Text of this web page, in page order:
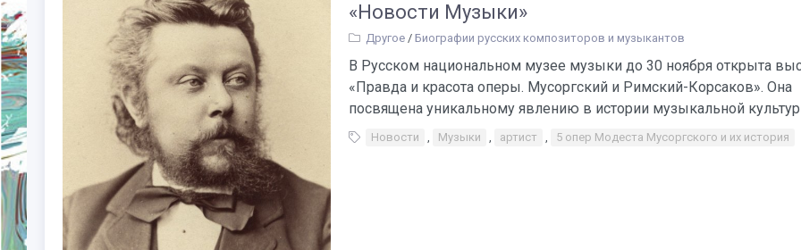
«Новости Музыки»
Другое / Биографии русских композиторов и музыкантов
В Русском национальном музее музыки до 30 ноября открыта
«Правда и красота оперы. Мусоргский и Римский-Корсаков». Она
посвящена уникальному явлению в истории музыкальной
Новости , Музыки , артист , 5 опер Модеста Мусоргского и их история